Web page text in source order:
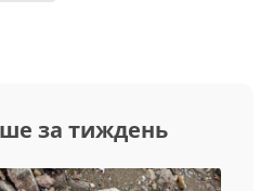
за тиждень